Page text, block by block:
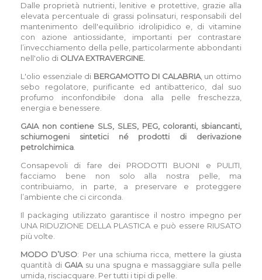
Dalle proprietà nutrienti, lenitive e protettive, grazie alla
elevata percentuale di grassi polinsaturi, responsabili del
mantenimento dell'equilibrio idrolipidico e, di vitamine
con azione antiossidante, importanti per contrastare
l’invecchiamento della pelle, particolarmente abbondanti
nell'olio di OLIVA EXTRAVERGINE.
L'olio essenziale di BERGAMOTTO DI CALABRIA, un ottimo
sebo regolatore, purificante ed antibatterico, dal suo
profumo inconfondibile dona alla pelle freschezza,
energia e benessere.
GAIA non contiene SLS, SLES, PEG, coloranti, sbiancanti,
schiumogeni sintetici né prodotti di derivazione
petrolchimica
Consapevoli di fare dei PRODOTTI BUONI e PULITI,
facciamo bene non solo alla nostra pelle, ma
contribuiamo, in parte, a preservare e proteggere
l’ambiente che ci circonda.
Il packaging utilizzato garantisce il nostro impegno per
UNA RIDUZIONE DELLA PLASTICA e può essere RIUSATO
più volte.
MODO D’USO: Per una schiuma ricca, mettere la giusta
quantità di GAIAsu una spugna e massaggiare sulla pelle
umida, risciacquare. Per tutti i tipi di pelle.